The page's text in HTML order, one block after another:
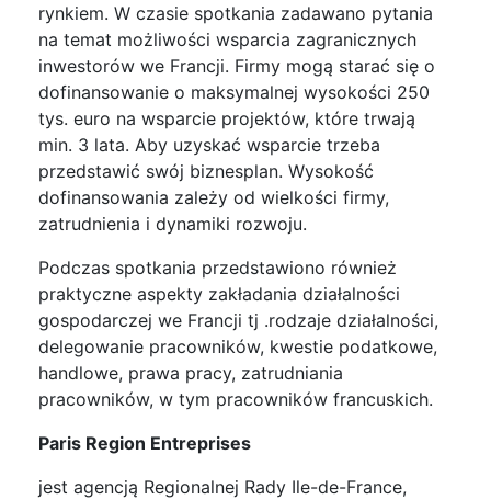
rynkiem. W czasie spotkania zadawano pytania
na temat możliwości wsparcia zagranicznych
inwestorów we Francji. Firmy mogą starać się o
dofinansowanie o maksymalnej wysokości 250
tys. euro na wsparcie projektów, które trwają
min. 3 lata. Aby uzyskać wsparcie trzeba
przedstawić swój biznesplan. Wysokość
dofinansowania zależy od wielkości firmy,
zatrudnienia i dynamiki rozwoju.
Podczas spotkania przedstawiono również
praktyczne aspekty zakładania działalności
gospodarczej we Francji tj .rodzaje działalności,
delegowanie pracowników, kwestie podatkowe,
handlowe, prawa pracy, zatrudniania
pracowników, w tym pracowników francuskich.
Paris Region Entreprises
jest agencją Regionalnej Rady Ile-de-France,